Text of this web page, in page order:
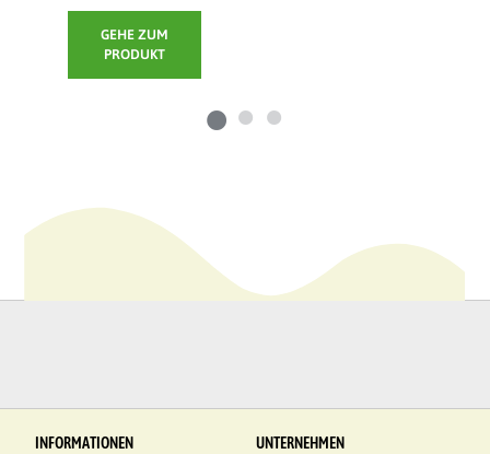
GEHE ZUM
PRODUKT
INFORMATIONEN UNTERNEHMEN